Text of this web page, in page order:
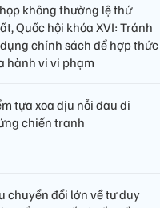
không thường lệ thứ
Quốc hội khóa XVI: Tránh
chính sách để hợp thức
hành vi vi phạm
tựa xoa dịu nỗi đau di
chiến tranh
chuyển đổi lớn về tư duy